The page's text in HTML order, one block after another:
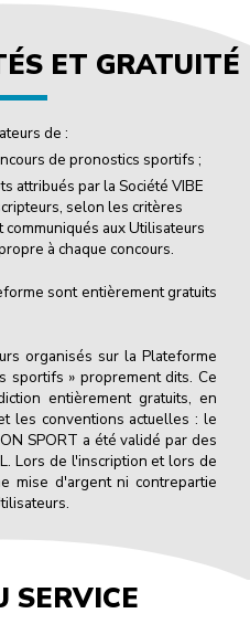
ET GRATUITÉ
de :
de pronostics sportifs ;
attribués par la Société VIBE
selon les critères
aux Utilisateurs
à chaque concours.
sont entièrement gratuits
organisés sur la Plateforme
sportifs » proprement dits. Ce
entièrement gratuits, en
les conventions actuelles : le
SPORT a été validé par des
Lors de l'inscription et lors de
mise d'argent ni contrepartie
SERVICE